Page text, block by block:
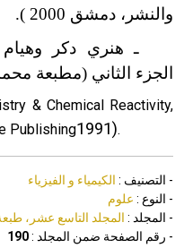
والنشر، دمشق 2000 ).
ـ هنري دكر وهيام
الجزء الثاني (مطبعة
& Chemical Reactivity,
Publishing1991).
- التصنيف : الكيمياء و الفيزياء
- النوع : علوم
- المجلد : المجلد التاسع عشر، طبعة 2007،
- رقم الصفحة ضمن المجلد :190